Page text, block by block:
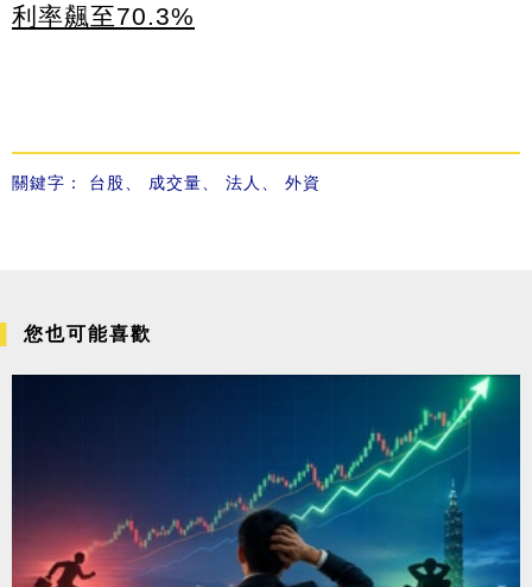
利率飆至70.3%
關鍵字： 台股 成交量 法人 外資
您也可能喜歡